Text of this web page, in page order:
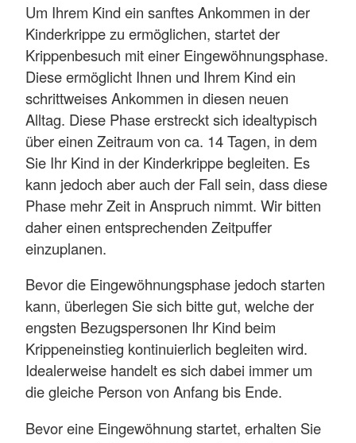
Um Ihrem Kind ein sanftes Ankommen in der
Kinderkrippe zu ermöglichen, startet der
Krippenbesuch mit einer Eingewöhnungsphase.
Diese ermöglicht Ihnen und Ihrem Kind ein
schrittweises Ankommen in diesen neuen
Alltag. Diese Phase erstreckt sich idealtypisch
über einen Zeitraum von ca. 14 Tagen, in dem
Sie Ihr Kind in der Kinderkrippe begleiten. Es
kann jedoch aber auch der Fall sein, dass diese
Phase mehr Zeit in Anspruch nimmt. Wir bitten
daher einen entsprechenden Zeitpuffer
einzuplanen.
Bevor die Eingewöhnungsphase jedoch starten
kann, überlegen Sie sich bitte gut, welche der
engsten Bezugspersonen Ihr Kind beim
Krippeneinstieg kontinuierlich begleiten wird.
Idealerweise handelt es sich dabei immer um
die gleiche Person von Anfang bis Ende.
Bevor eine Eingewöhnung startet, erhalten Sie